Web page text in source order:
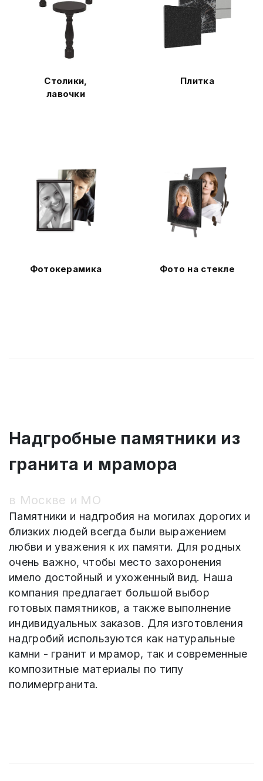
Столики,
лавочки
Плитка
Фотокерамика Фото на стекле
Надгробные памятники из
гранита и мрамора
в Москве и МО
Памятники и надгробия на могилах дорогих и
близких людей всегда были выражением
любви и уважения к их памяти. Для родных
очень важно, чтобы место захоронения
имело достойный и ухоженный вид. Наша
компания предлагает большой выбор
готовых памятников, а также выполнение
индивидуальных заказов. Для изготовления
надгробий используются как натуральные
камни - гранит и мрамор, так и современные
композитные материалы по типу
полимергранита.